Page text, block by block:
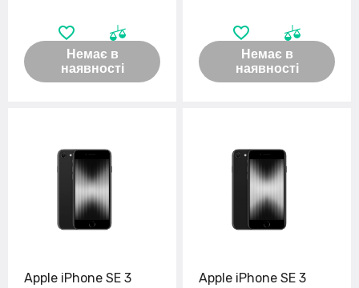
Немає в
наявності
Немає в
наявності
Apple iPhone SE 3
Apple iPhone SE 3